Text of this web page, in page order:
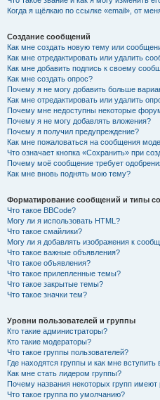
Когда я щёлкаю по ссылке «email», от
Создание сообщений
Как мне создать новую тему или
Как мне отредактировать или удалить
Как мне добавить подпись к своему
Как мне создать опрос?
Почему я не могу добавить больше
Как мне отредактировать или удалить
Почему мне недоступны некоторые
Почему я не могу добавлять вложения?
Почему я получил предупреждение?
Как мне пожаловаться на сообщения
Что означает кнопка «Сохранить» при
Почему моё сообщение требует
Как мне вновь поднять мою тему?
Форматирование сообщений и типы
Что такое BBCode?
Могу ли я использовать HTML?
Что такое смайлики?
Могу ли я добавлять изображения к
Что такое важные объявления?
Что такое объявления?
Что такое прилепленные темы?
Что такое закрытые темы?
Что такое значки тем?
Уровни пользователей и группы
Кто такие администраторы?
Кто такие модераторы?
Что такое группы пользователей?
Где находятся группы и как мне вступить
Как мне стать лидером группы?
Почему названия некоторых групп имеют
Что такое группа по умолчанию?